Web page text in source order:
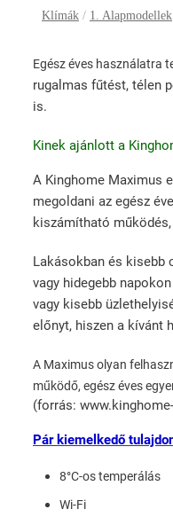
Klímák / 1. Alapmodellek
Egész éves használatra
rugalmas fűtést, télen
is.
Kinek ajánlott a
A Kinghome Maximus
megoldani az egész
kiszámítható
Lakásokban és kisebb
vagy hidegebb
vagy kisebb
előnyt, hiszen a kívánt
A Maximus olyan
működő, egész éves
(forrás:
Pár kiemelkedő
8°C-os temperálás
Wi-Fi